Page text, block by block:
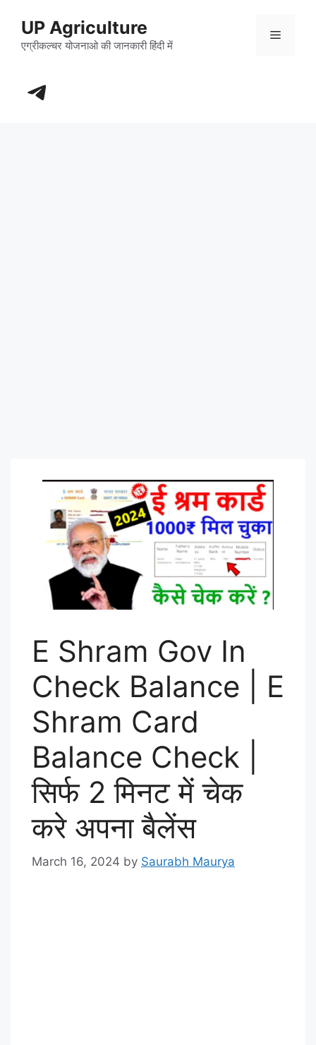
content
UP Agriculture
एग्रीकल्चर योजनाओ की जानकारी हिंदी में
Menu
https://t.me/+_dXT-DwpRj03ZDhl
E Shram Gov In
Check Balance | E
Shram Card
Balance Check |
सिर्फ 2 मिनट में चेक
करे अपना बैलेंस
March 16, 2024 by Saurabh Maurya